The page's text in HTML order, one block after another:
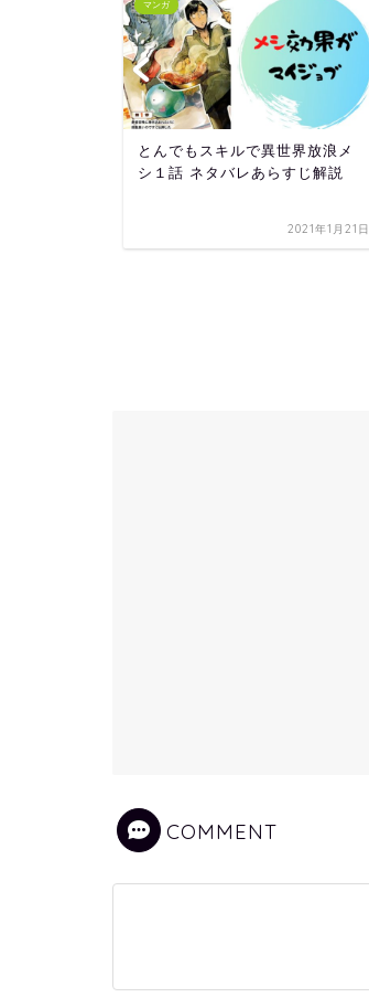
マンガ
とんでもスキルで異世界放浪メ
シ１話 ネタバレあらすじ解説
2021年1月21日
COMMENT